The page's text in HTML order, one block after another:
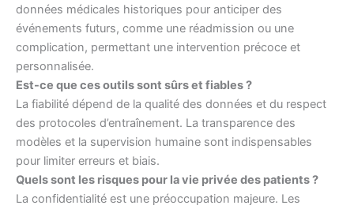
données médicales historiques pour anticiper des
événements futurs, comme une réadmission ou une
complication, permettant une intervention précoce et
personnalisée.
Est-ce que ces outils sont sûrs et fiables ?
La fiabilité dépend de la qualité des données et du respect
des protocoles d’entraînement. La transparence des
modèles et la supervision humaine sont indispensables
pour limiter erreurs et biais.
Quels sont les risques pour la vie privée des patients ?
La confidentialité est une préoccupation majeure. Les